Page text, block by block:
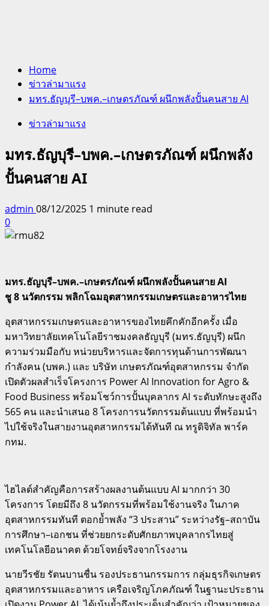
Home
ข่าวล่ามาแรง
มทร.ธัญบุรี–บพค.–เกษตรภัณฑ์ ผนึกพลังปั้นคนสาย AI
ข่าวล่ามาแรง
มทร.ธัญบุรี–บพค.–เกษตรภัณฑ์ ผนึกพลัง
ปั้นคนสาย AI
admin 08/12/2025 1 minute read
0
มทร.ธัญบุรี–บพค.–เกษตรภัณฑ์ ผนึกพลังปั้นคนสาย AI
ชู 8 นวัตกรรม พลิกโฉมอุตสาหกรรมเกษตรและอาหารไทย
อุตสาหกรรมเกษตรและอาหารของไทยคึกคักอีกครั้ง เมื่อ
มหาวิทยาลัยเทคโนโลยีราชมงคลธัญบุรี (มทร.ธัญบุรี) ผนึก
ความร่วมมือกับ หน่วยบริหารและจัดการทุนด้านการพัฒนา
กำลังคน (บพค.) และ บริษัท เกษตรภัณฑ์อุตสาหกรรม จำกัด
เปิดตัวผลสำเร็จโครงการ Power AI Innovation for Agro &
Food Business พร้อมโชว์การปั้นบุคลากร AI ระดับทักษะสูงถึง
565 คน และนำเสนอ 8 โครงการนวัตกรรมต้นแบบ ที่พร้อมนำ
ไปใช้จริงในสายงานอุตสาหกรรมได้ทันที ณ ทรูดิจิทัล พาร์ค
กทม.
ไฮไลต์สำคัญคือการสร้างผลงานต้นแบบ AI มากกว่า 30
โครงการ โดยมีถึง 8 นวัตกรรมที่พร้อมใช้งานจริง ในภาค
อุตสาหกรรมทันที ตอกย้ำพลัง “3 ประสาน” ระหว่างรัฐ–สถาบัน
การศึกษา–เอกชน ที่ช่วยยกระดับศักยภาพบุคลากรไทยสู่
เทคโนโลยีอนาคต ด้วยโจทย์จริงจากโรงงาน
​นายวีรชัย รัตนบานชื่น รองประธานกรรมการ กลุ่มธุรกิจเกษตร
อุตสาหกรรมและอาหาร เครือเจริญโภคภัณฑ์ ในฐานะประธาน